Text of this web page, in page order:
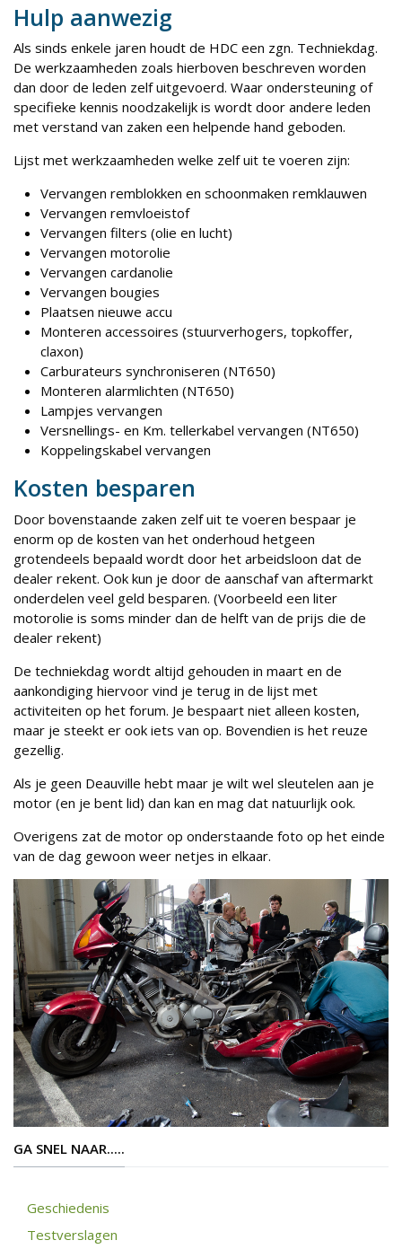
Hulp aanwezig
Als sinds enkele jaren houdt de HDC een zgn. Techniekdag.
De werkzaamheden zoals hierboven beschreven worden
dan door de leden zelf uitgevoerd. Waar ondersteuning of
specifieke kennis noodzakelijk is wordt door andere leden
met verstand van zaken een helpende hand geboden.
Lijst met werkzaamheden welke zelf uit te voeren zijn:
Vervangen remblokken en schoonmaken remklauwen
Vervangen remvloeistof
Vervangen filters (olie en lucht)
Vervangen motorolie
Vervangen cardanolie
Vervangen bougies
Plaatsen nieuwe accu
Monteren accessoires (stuurverhogers, topkoffer,
claxon)
Carburateurs synchroniseren (NT650)
Monteren alarmlichten (NT650)
Lampjes vervangen
Versnellings- en Km. tellerkabel vervangen (NT650)
Koppelingskabel vervangen
Kosten besparen
Door bovenstaande zaken zelf uit te voeren bespaar je
enorm op de kosten van het onderhoud hetgeen
grotendeels bepaald wordt door het arbeidsloon dat de
dealer rekent. Ook kun je door de aanschaf van aftermarkt
onderdelen veel geld besparen. (Voorbeeld een liter
motorolie is soms minder dan de helft van de prijs die de
dealer rekent)
De techniekdag wordt altijd gehouden in maart en de
aankondiging hiervoor vind je terug in de lijst met
activiteiten op het forum. Je bespaart niet alleen kosten,
maar je steekt er ook iets van op. Bovendien is het reuze
gezellig.
Als je geen Deauville hebt maar je wilt wel sleutelen aan je
motor (en je bent lid) dan kan en mag dat natuurlijk ook.
Overigens zat de motor op onderstaande foto op het einde
van de dag gewoon weer netjes in elkaar.
GA SNEL NAAR.....
Geschiedenis
Testverslagen